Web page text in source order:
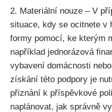
2. Materiální nouze – V
situace, kdy se ocitnete v
formy pomocí, ke kterým
například jednorázová
vybavení domácnosti
získání této podpory je
přiznání k příspěvkové
naplánovat, jak správně